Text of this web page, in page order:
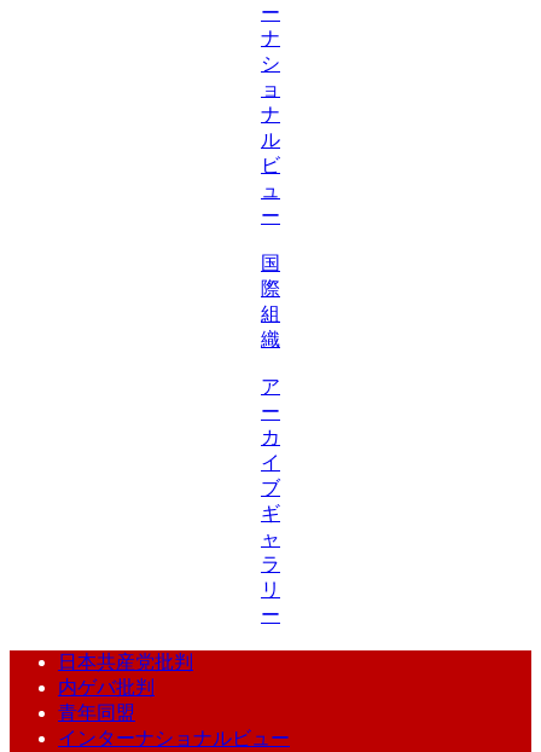
ー
ナ
シ
ョ
ナ
ル
ビ
ュ
ー
国
際
組
織
ア
ー
カ
イ
ブ
ギ
ャ
ラ
リ
ー
日本共産党批判
内ゲバ批判
青年同盟
インターナショナルビュー